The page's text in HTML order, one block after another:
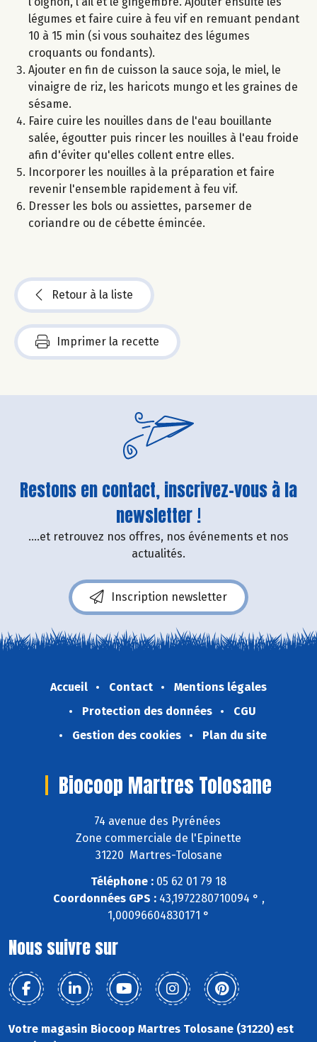
légumes et faire cuire à feu vif en remuant pendant
10 à 15 min (si vous souhaitez des légumes
croquants ou fondants).
Ajouter en fin de cuisson la sauce soja, le miel, le
vinaigre de riz, les haricots mungo et les graines de
sésame.
Faire cuire les nouilles dans de l'eau bouillante
salée, égoutter puis rincer les nouilles à l'eau froide
afin d'éviter qu'elles collent entre elles.
Incorporer les nouilles à la préparation et faire
revenir l'ensemble rapidement à feu vif.
Dresser les bols ou assiettes, parsemer de
coriandre ou de cébette émincée.
Retour à la liste
Imprimer la recette
Restons en contact, inscrivez-vous à la
newsletter !
....et retrouvez nos offres, nos événements et nos
actualités.
Inscription newsletter
Accueil Contact
Mentions légales
Protection des données
CGU
Gestion des cookies
Plan du site
Biocoop Martres Tolosane
74 avenue des Pyrénées
Zone commerciale de l'Epinette
31220 Martres-Tolosane
Téléphone : 05 62 01 79 18
Coordonnées GPS :43,1972280710094 ° ,
1,00096604830171 °
Nous suivre sur
Votre magasin Biocoop Martres Tolosane (31220) est